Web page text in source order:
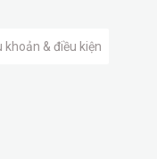
khoản & điều kiện